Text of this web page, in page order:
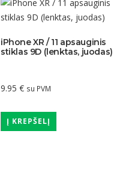
iPhone XR / 11 apsauginis
stiklas 9D (lenktas, juodas)
9.95 € su PVM
Į KREPŠELĮ